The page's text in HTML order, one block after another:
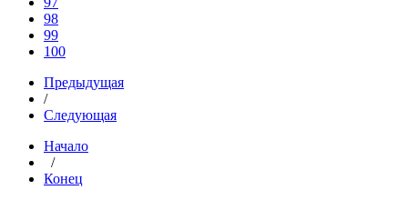
98
99
100
Предыдущая
/
Следующая
Начало
/
Конец